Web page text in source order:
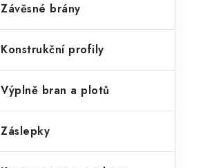
Závěsné brány
Konstrukční profily
Výplně bran a plotů
Záslepky